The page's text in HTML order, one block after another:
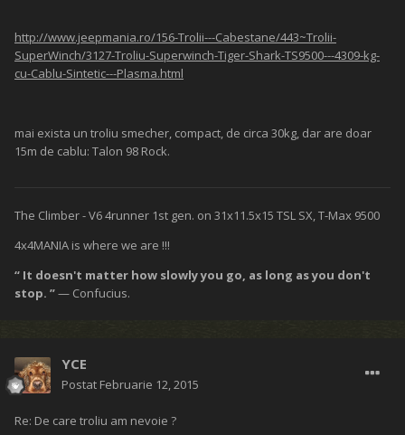
http://www.jeepmania.ro/156-Trolii---Cabestane/443~Trolii-
SuperWinch/3127-Troliu-Superwinch-Tiger-Shark-TS9500---4309-kg-
cu-Cablu-Sintetic---Plasma.html
mai exista un troliu smecher, compact, de circa 30kg, dar are doar
15m de cablu: Talon 98 Rock.
The Climber - V6 4runner 1st gen. on 31x11.5x15 TSL SX, T-Max 9500
4x4MANIA is where we are !!!
“ It doesn't matter how slowly you go, as long as you don't
stop. ”— Confucius.
YCE
Postat Februarie 12, 2015
Re: De care troliu am nevoie ?